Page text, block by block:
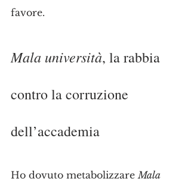
favore.
Mala università, la rabbia
contro la corruzione
dell’accademia
Ho dovuto metabolizzare Mala